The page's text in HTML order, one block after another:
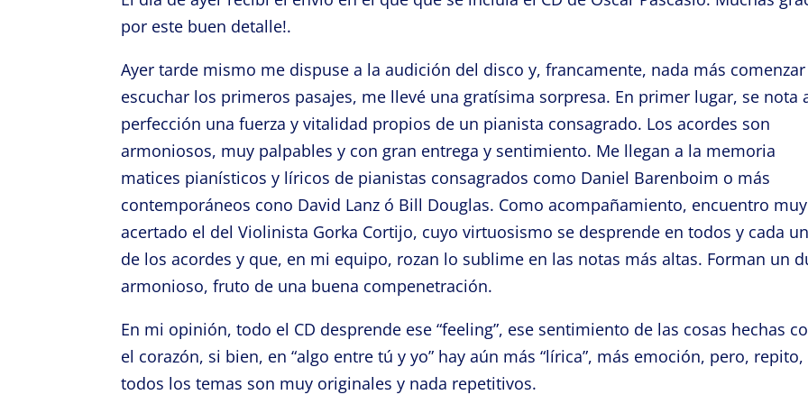
por este buen detalle!.
Ayer tarde mismo me dispuse a la audición del disco y, francamente, nada más
escuchar los primeros pasajes, me llevé una gratísima sorpresa. En primer lugar, se nota
perfección una fuerza y vitalidad propios de un pianista consagrado. Los acordes son
armoniosos, muy palpables y con gran entrega y sentimiento. Me llegan a la memoria
matices pianísticos y líricos de pianistas consagrados como Daniel Barenboim o más
contemporáneos cono David Lanz ó Bill Douglas. Como acompañamiento, encuentro muy
acertado el del Violinista Gorka Cortijo, cuyo virtuosismo se desprende en todos y cada
de los acordes y que, en mi equipo, rozan lo sublime en las notas más altas. Forman un
armonioso, fruto de una buena compenetración.
En mi opinión, todo el CD desprende ese “feeling”, ese sentimiento de las cosas hechas
el corazón, si bien, en “algo entre tú y yo” hay aún más “lírica”, más emoción, pero, repito,
todos los temas son muy originales y nada repetitivos.